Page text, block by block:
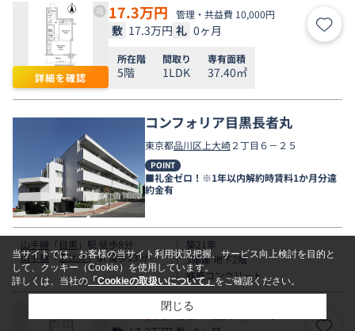
詳細を確認
17.3万円 管理・共益費 10,000円
敷 17.3万円 礼 0ヶ月 お気
所在階
5階
間取り
1LDK
専有面積
37.40㎡
コンフォリア目黒長者丸
東京都品川区 上大崎２丁目６－２５
POINT
■礼金ゼロ！※1年以内解約時賃料1か月分違
約金有
山手線 「目黒 」駅 徒歩8分
山手線「恵比寿」駅 徒歩13分
築21年
3階建 地下2階
鉄筋コンクリート
万円 管理・共益費 10,000円
当サイトでは、お客様の当サイト利用状況把握、サービス向上検討を目的と
して、クッキー（Cookie）を使用しています。
詳しくは、当社の 「Cookieの取扱いについて」 をご確認ください。
閉じる